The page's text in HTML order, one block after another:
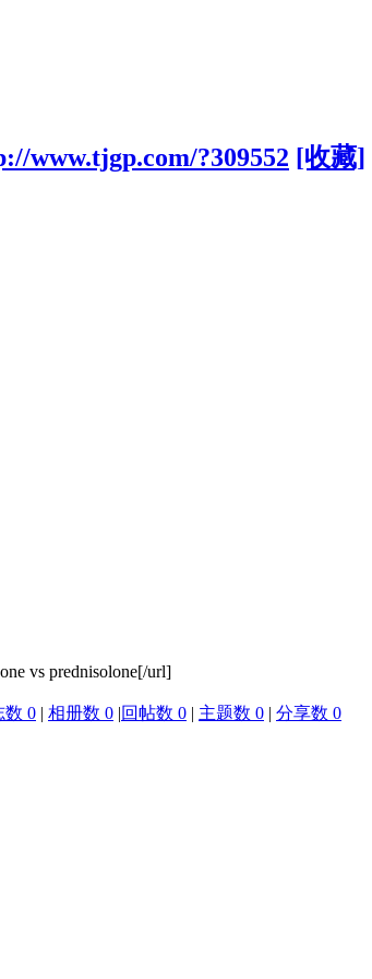
www.tjgp.com/?309552 [收藏]
vs prednisolone[/url]
数 0 | 相册数 0 |回帖数 0 | 主题数 0 | 分享数 0